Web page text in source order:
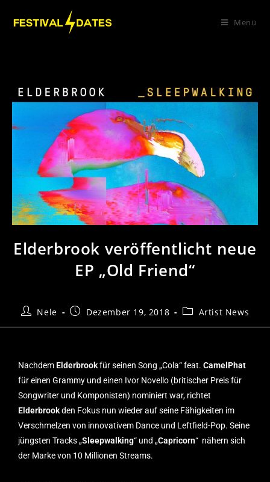
Menü
Elderbrook veröffentlicht neue
EP „Old Friend“
Nele Dezember 19, 2018 Artist News
Nachdem Elderbrookfür seinen Song „Cola“ feat. CamelPhat
für einen Grammy und einen Ivor Novello (britischer Preis für
Songwriter und Komponisten) nominiert war, richtet
Elderbrookden Fokus nun wieder auf seine Fähigkeiten im
Verschmelzen von innovativem Dance und Leftfield-Pop. Seine
jüngsten Tracks „Sleepwalking“ und „Capricorn“ nähern sich
der Marke von 10 Millionen Streams.